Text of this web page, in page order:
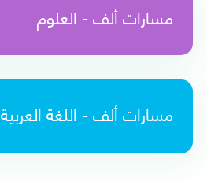
مسارات ألف - العلوم
مسارات ألف - اللغة العربية